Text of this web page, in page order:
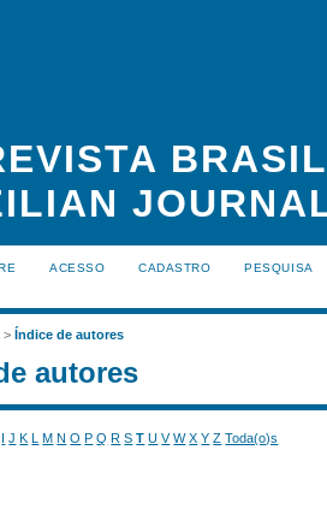
ACESSO CADASTRO PESQUISA
>Índice de autores
autores
I J K L M N O P Q R S T U V W X Y Z Toda(o)s